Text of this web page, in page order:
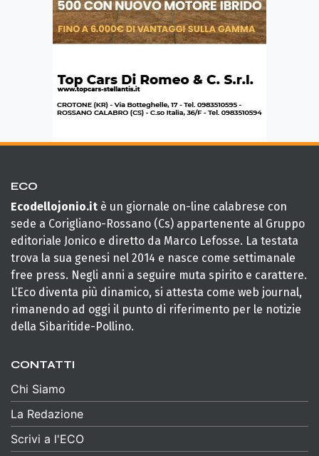
ECO
Ecodellojonio.it è un giornale on-line calabrese con
sede a Corigliano-Rossano (Cs) appartenente al Gruppo
editoriale Jonico e diretto da Marco Lefosse. La testata
trova la sua genesi nel 2014 e nasce come settimanale
free press. Negli anni a seguire muta spirito e carattere.
L’Eco diventa più dinamico, si attesta come web journal,
rimanendo ad oggi il punto di riferimento per le notizie
della Sibaritide-Pollino.
CONTATTI
Chi Siamo
La Redazione
Scrivi a l'ECO